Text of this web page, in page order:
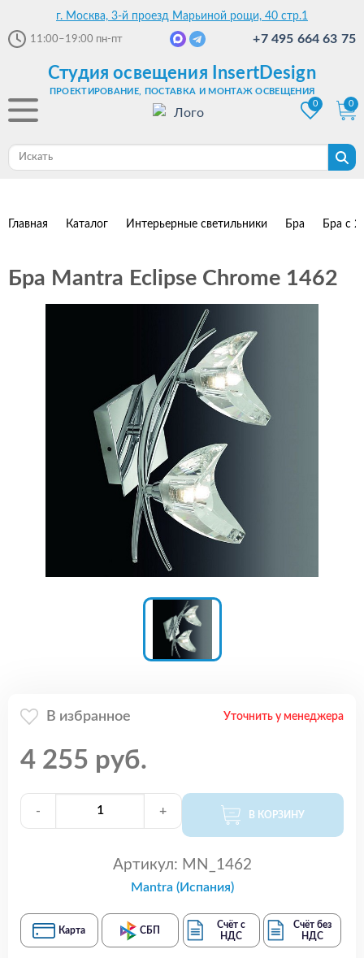
г. Москва, 3-й проезд Марьиной рощи, 40 стр.1
11:00–19:00 пн-пт +7 495 664 63 75
Студия освещения InsertDesign
ПРОЕКТИРОВАНИЕ, ПОСТАВКА И МОНТАЖ ОСВЕЩЕНИЯ
0
0
Главная Каталог Интерьерные светильники Бра Бра с
Бра Mantra Eclipse Chrome 1462
В избранное Уточнить у менеджера
4 255 руб.
- + В КОРЗИНУ
Артикул: MN_1462
Mantra (Испания)
Карта СБП
Счёт с
НДС
Счёт без
НДС